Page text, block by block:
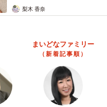
：誹謗中傷や意見、そして
で表現できないか、ともと
ボールにしたのは、やはり
えられるからですね。そし
にしてみました。
んの狙い通り、「意見」と
梨木 香奈
まいどなファミリー
（新着記事順）